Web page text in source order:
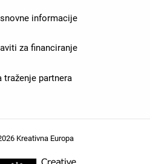
informacije
za financiranje
traženje partnera
Kreativna Europa